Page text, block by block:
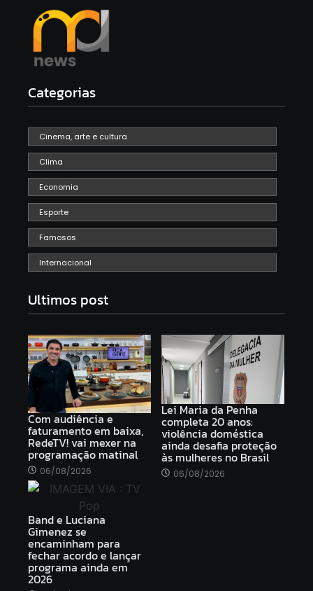
Categorias
Cinema, arte e cultura
Clima
Economia
Esporte
Famosos
Internacional
Ultimos post
Com audiência e
faturamento em baixa,
RedeTV! vai mexer na
programação matinal
06/08/2026
Lei Maria da Penha
completa 20 anos:
violência doméstica
ainda desafia proteção
às mulheres no Brasil
06/08/2026
Band e Luciana
Gimenez se
encaminham para
fechar acordo e lançar
programa ainda em
2026